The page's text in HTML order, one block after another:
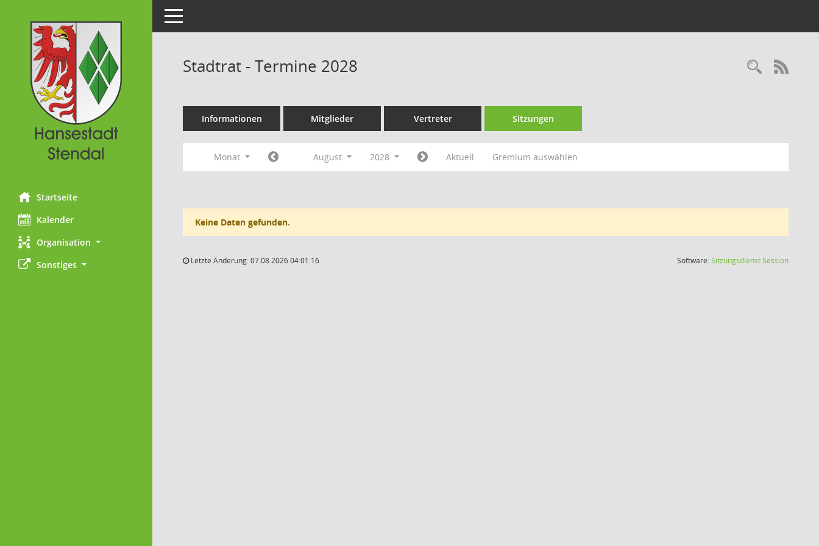
Startseite
Kalender
Organisation
Sonstiges
Toggle navigation
Stadtrat - Termine 2028
Informationen Mitglieder Vertreter Sitzungen
Monat August 2028 Aktuell Gremium auswählen
Keine Daten gefunden.
Letzte Änderung: 07.08.2026 04:01:16 Software:SitzungsdienstSession(Wird in